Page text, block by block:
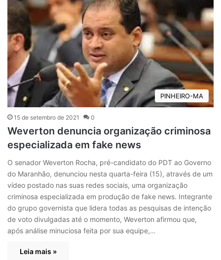
PINHEIRO-MA
15 de setembro de 2021 0
Weverton denuncia organização criminosa
especializada em fake news
O senador Weverton Rocha, pré-candidato do PDT ao Governo
do Maranhão, denunciou nesta quarta-feira (15), através de um
vídeo postado nas suas redes sociais, uma organização
criminosa especializada em produção de fake news. Integrante
do grupo governista que lidera todas as pesquisas de intenção
de voto divulgadas até o momento, Weverton afirmou que,
após análise minuciosa feita por sua equipe,…
Leia mais »